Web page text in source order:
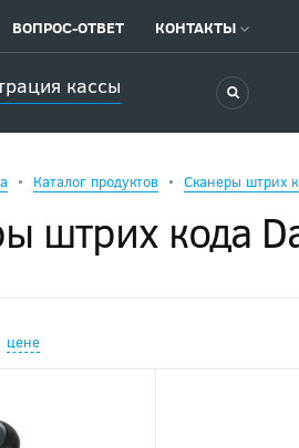
кассы
ВОПРОС-ОТВЕТ КОНТАКТЫ
Каталог продуктов Сканеры штрих
штрих кода
цене